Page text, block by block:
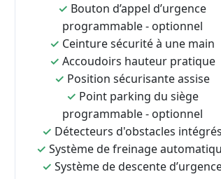
✓ Bouton d’appel d’urgence
programmable - optionnel
✓ Ceinture sécurité à une main
✓ Accoudoirs hauteur pratique
✓ Position sécurisante assise
✓ Point parking du siège
programmable - optionnel
✓ Détecteurs d'obstacles intégrés
✓ Système de freinage
✓ Système de descente